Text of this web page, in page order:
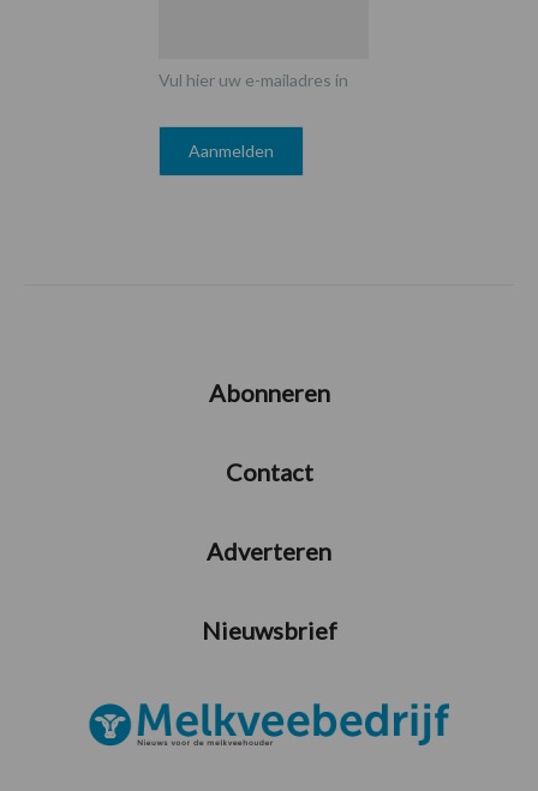
Vul hier uw e-mailadres in
Abonneren
Contact
Adverteren
Nieuwsbrief